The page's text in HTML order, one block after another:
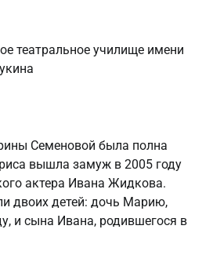
театральное училище имени
Семеновой была полна
вышла замуж в 2005 году
актера Ивана Жидкова.
двоих детей: дочь Марию,
и сына Ивана, родившегося в